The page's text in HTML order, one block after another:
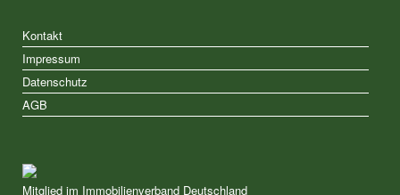
Kontakt
Impressum
Datenschutz
AGB
Mitglied im Immobilienverband Deutschland